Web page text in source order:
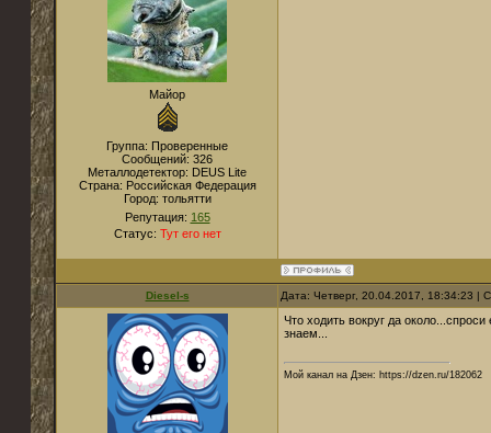
Майор
Группа: Проверенные
Сообщений: 326
Металлодетектор: DEUS Lite
Страна: Российская Федерация
Город: тольятти
Репутация: 165
Статус: Тут его нет
Diesel-s Дата: Четверг, 20.04.2017, 18:34:23 |
Что ходить вокруг да
знаем...
Мой канал на Дзен: https://dzen.ru/182062